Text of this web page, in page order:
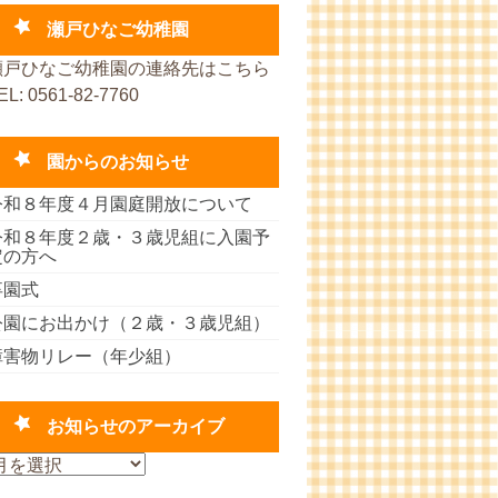
瀬戸ひなご幼稚園
戸ひなご幼稚園の連絡先はこちら
0561-82-7760
園からのお知らせ
和８年度４月園庭開放について
和８年度２歳・３歳児組に入園予
の方へ
園式
にお出かけ（２歳・３歳児組）
物リレー（年少組）
お知らせのアーカイブ